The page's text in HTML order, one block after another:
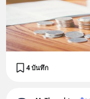
4 บันทึก